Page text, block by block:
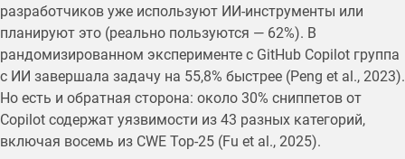
разработчиков уже используют ИИ-инструменты или
планируют это (реально пользуются — 62%). В
рандомизированном эксперименте с GitHub Copilot группа
с ИИ завершала задачу на 55,8% быстрее (Peng et al., 2023).
Но есть и обратная сторона: около 30% сниппетов от
Copilot содержат уязвимости из 43 разных категорий,
включая восемь из CWE Top-25 (Fu et al., 2025).